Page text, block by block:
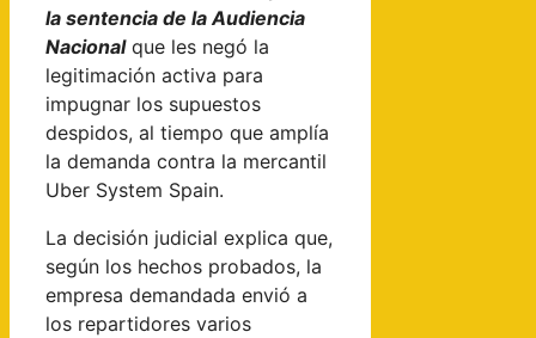
la sentencia de la Audiencia
Nacionalque les negó la
legitimación activa para
impugnar los supuestos
despidos, al tiempo que amplía
la demanda contra la mercantil
Uber System Spain.
La decisión judicial explica que,
según los hechos probados, la
empresa demandada envió a
los repartidores varios